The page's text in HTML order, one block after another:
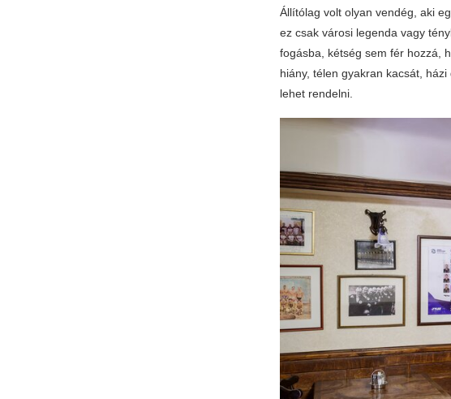
Állítólag volt olyan vendég, aki
ez csak városi legenda vagy
fogásba, kétség sem fér hozzá,
hiány, télen gyakran kacsát,
lehet rendelni.